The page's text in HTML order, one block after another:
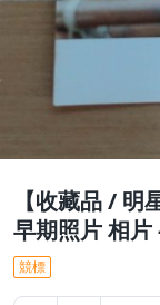
【收藏品 / 明
早期照片 相片
競標